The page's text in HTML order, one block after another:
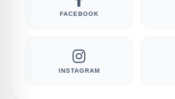
FACEBOOK
INSTAGRAM